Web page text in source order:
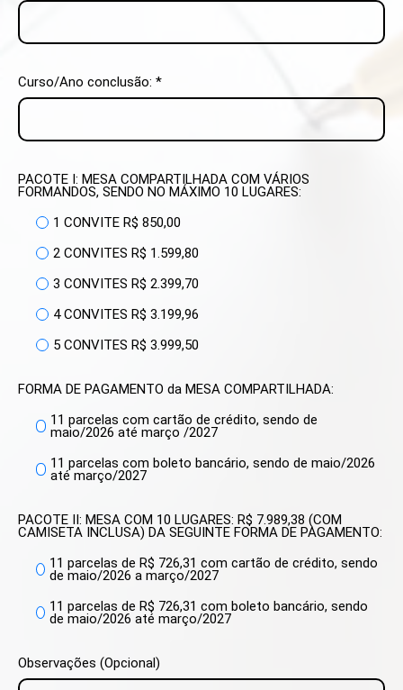
Curso/Ano conclusão: *
PACOTE I: MESA COMPARTILHADA COM VÁRIOS
FORMANDOS, SENDO NO MÁXIMO 10 LUGARES:
1 CONVITE R$ 850,00
2 CONVITES R$ 1.599,80
3 CONVITES R$ 2.399,70
4 CONVITES R$ 3.199,96
5 CONVITES R$ 3.999,50
FORMA DE PAGAMENTO da MESA COMPARTILHADA:
11 parcelas com cartão de crédito, sendo de
maio/2026 até março /2027
11 parcelas com boleto bancário, sendo de maio/2026
até março/2027
PACOTE II: MESA COM 10 LUGARES: R$ 7.989,38 (COM
CAMISETA INCLUSA) DA SEGUINTE FORMA DE PAGAMENTO:
11 parcelas de R$ 726,31 com cartão de crédito, sendo
de maio/2026 a março/2027
11 parcelas de R$ 726,31 com boleto bancário, sendo
de maio/2026 até março/2027
Observações (Opcional)